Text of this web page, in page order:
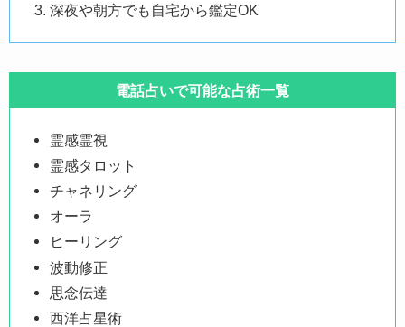
深夜や朝方でも自宅から鑑定OK
電話占いで可能な占術一覧
霊感霊視
霊感タロット
チャネリング
オーラ
ヒーリング
波動修正
思念伝達
西洋占星術